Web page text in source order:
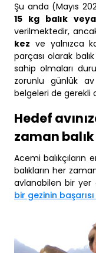
Şu anda (Mayıs
15 kg balık
verilmektedir,
kez ve yalnızca
parçası olarak
sahip olmaları
zorunlu günlük
belgeleri de gerekli
Hedef
zaman balık
Acemi balıkçıların
balıkların her
avlanabilen bir yer
bir gezinin